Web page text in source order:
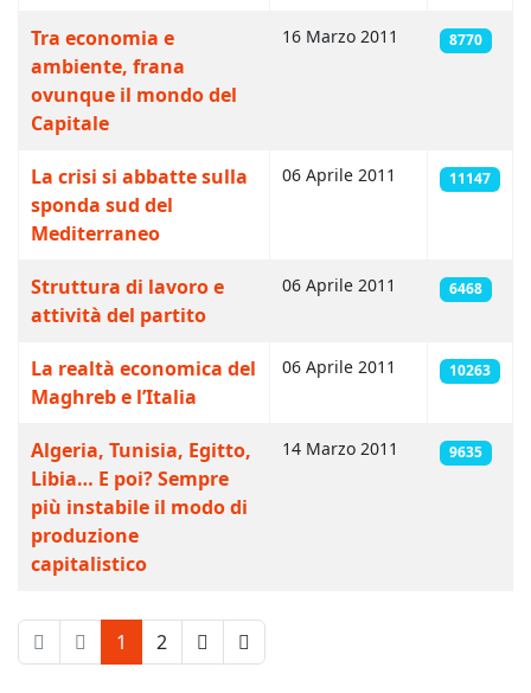
Tra economia e
ambiente, frana
ovunque il mondo del
Capitale
16 Marzo 2011 8770
La crisi si abbatte sulla
sponda sud del
Mediterraneo
06 Aprile 2011 11147
Struttura di lavoro e
attività del partito
06 Aprile 2011 6468
La realtà economica del
Maghreb e l’Italia
06 Aprile 2011 10263
Algeria, Tunisia, Egitto,
Libia… E poi? Sempre
più instabile il modo di
produzione
capitalistico
14 Marzo 2011 9635
1 2